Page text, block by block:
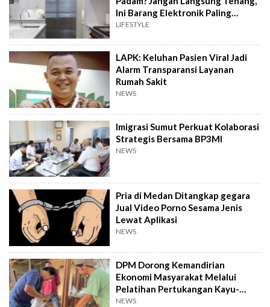
Ini Barang Elektronik Paling
Rawan Rusak
LIFESTYLE
LAPK: Keluhan Pasien Viral Jadi
Alarm Transparansi Layanan
Rumah Sakit
NEWS
Imigrasi Sumut Perkuat Kolaborasi
Strategis Bersama BP3MI
NEWS
Pria di Medan Ditangkap gegara
Jual Video Porno Sesama Jenis
Lewat Aplikasi
NEWS
DPM Dorong Kemandirian
Ekonomi Masyarakat Melalui
Pelatihan Pertukangan Kayu-
Pelatihan UMKM
NEWS